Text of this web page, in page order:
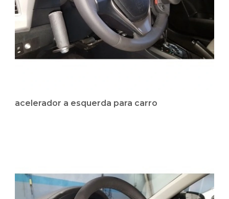
acelerador a esquerda para carro